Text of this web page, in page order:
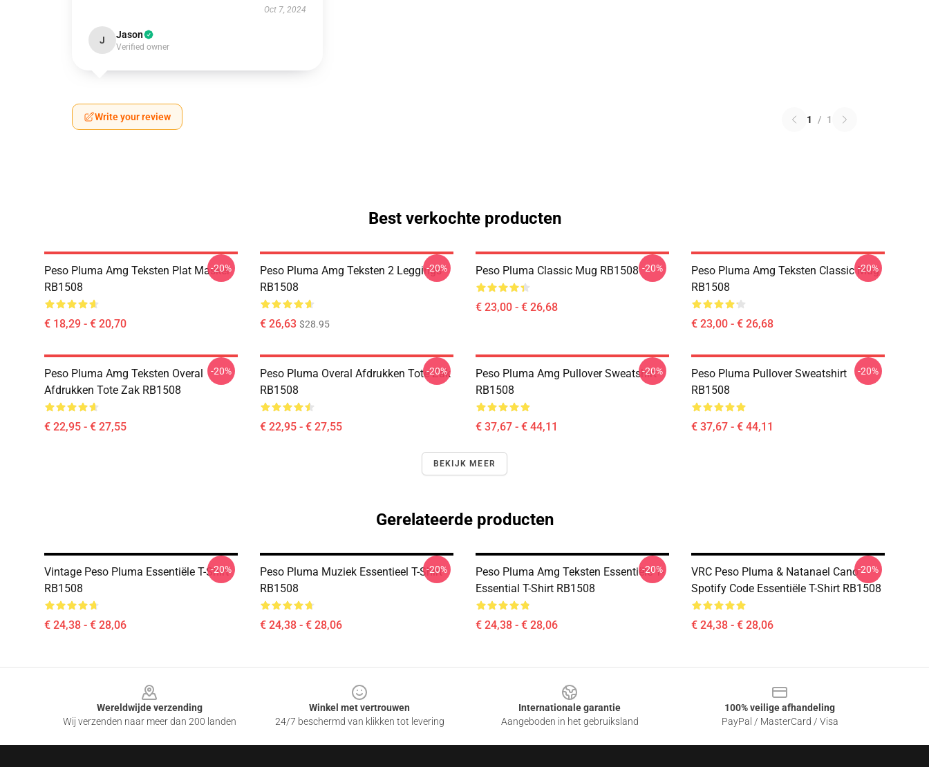
Oct 7, 2024
J Jason
Verified owner
Write your review 1 / 1
Best verkochte producten
Peso Pluma Amg Teksten Plat Masker
RB1508
€ 18,29 - € 20,70
-20%
Peso Pluma Amg Teksten 2 Leggings
RB1508
€ 26,63 $28.95
-20% Peso Pluma Classic Mug RB1508
€ 23,00 - € 26,68
-20%
Peso Pluma Amg Teksten Classic Mug
RB1508
€ 23,00 - € 26,68
-20%
Peso Pluma Amg Teksten Overal
Afdrukken Tote Zak RB1508
€ 22,95 - € 27,55
-20%
Peso Pluma Overal Afdrukken Tote Zak
RB1508
€ 22,95 - € 27,55
-20%
Peso Pluma Amg Pullover Sweatshirt
RB1508
€ 37,67 - € 44,11
-20%
Peso Pluma Pullover Sweatshirt
RB1508
€ 37,67 - € 44,11
-20%
BEKIJK MEER
Gerelateerde producten
Vintage Peso Pluma Essentiële T-Shirt
RB1508
€ 24,38 - € 28,06
-20%
Peso Pluma Muziek Essentieel T-Shirt
RB1508
€ 24,38 - € 28,06
-20%
Peso Pluma Amg Teksten Essentiële T-
Essential T-Shirt RB1508
€ 24,38 - € 28,06
-20%
VRC Peso Pluma & Natanael Cano
Spotify Code Essentiële T-Shirt RB1508
€ 24,38 - € 28,06
-20%
Wereldwijde verzending
Wij verzenden naar meer dan 200 landen
Winkel met vertrouwen
24/7 beschermd van klikken tot levering
Internationale garantie
Aangeboden in het gebruiksland
100% veilige afhandeling
PayPal / MasterCard / Visa